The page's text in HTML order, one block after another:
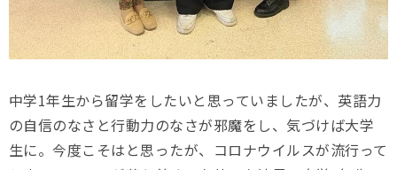
中学1年生から留学をしたいと思っていましたが、英語力
の自信のなさと行動力のなさが邪魔をし、気づけば大学
生に。今度こそはと思ったが、コロナウイルスが流行って